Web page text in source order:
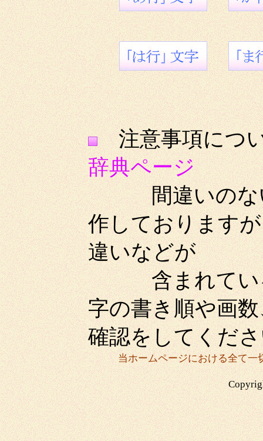
注意事項
辞典ページ
間違いのない
作しております
違いなどが
含まれている
字の書き順や画
確認をしてくだ
当ホームページにおける全て